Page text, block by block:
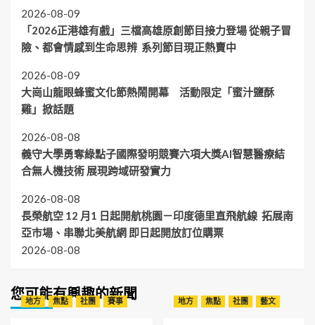
2026-08-09
「2026正港雄有戲」三檔高雄原創節目接力登場 從親子冒
險、都會情感到生命思辨 系列節目現正熱賣中
2026-08-09
大崗山龍眼蜂蜜文化節熱鬧開幕 活動限定「蜜汁鹽酥
雞」掀話題
2026-08-08
義守大學勇奪綠點子國際發明競賽六項大獎AI智慧醫療結
合無人機技術 展現跨域研發實力
2026-08-08
長榮航空 12 月1 日起開航桃園－印度德里直飛航線 拓展南
亞市場、串聯北美航網 即日起開放訂位購票
2026-08-08
您可能有興趣的新聞
地方 焦點 社團 賽事 地方 焦點 社團 藝文